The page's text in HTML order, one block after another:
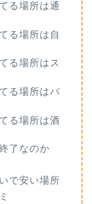
る場所は通
る場所は自
る場所はス
る場所はバ
る場所は酒
了なのか
で安い場所